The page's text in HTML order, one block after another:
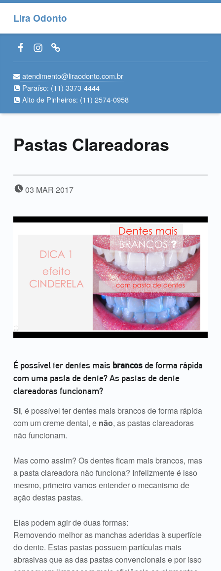
Lira Odonto
Facebook LiraOdonto
Instagram LiraOdonto
Site LiraOdonto
atendimento@liraodonto.com.br
Paraíso: (11) 3373-4444
Alto de Pinheiros: (11) 2574-0958
Pastas Clareadoras
POSTED ON:
03 MAR 2017
É possível ter dentes mais brancosde forma rápida
com uma pasta de dente? As pastas de dente
clareadoras funcionam?
Si, é possível ter dentes mais brancos de forma rápida
com um creme dental, e não, as pastas clareadoras
não funcionam.
Mas como assim? Os dentes ficam mais brancos, mas
a pasta clareadora não funciona? Infelizmente é isso
mesmo, primeiro vamos entender o mecanismo de
ação destas pastas.
Elas podem agir de duas formas:
Removendo melhor as manchas aderidas à superfície
do dente. Estas pastas possuem partículas mais
abrasivas que as das pastas convencionais e por isso